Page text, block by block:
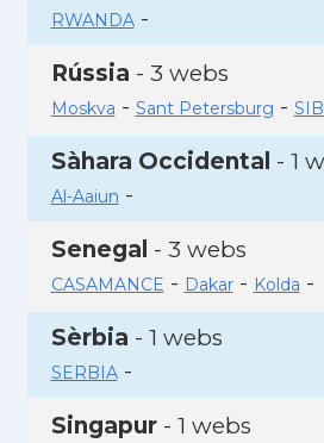
RWANDA-
Rússia - 3 webs
Moskva - Sant Petersburg -
Sàhara Occidental - 1
Al-Aaiun -
Senegal - 3 webs
CASAMANCE - Dakar- Kolda -
Sèrbia - 1 webs
SERBIA-
Singapur- 1 webs